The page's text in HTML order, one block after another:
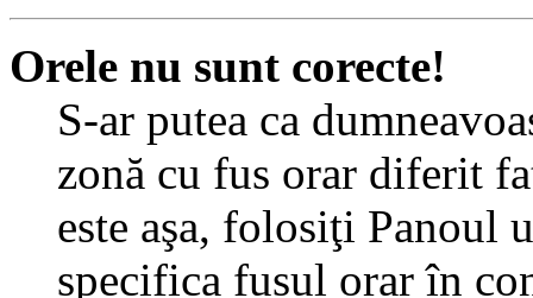
Orele nu sunt corecte!
S-ar putea ca
zonă cu fus orar diferit
este aşa, folosiţi Panoul
specifica fusul orar în